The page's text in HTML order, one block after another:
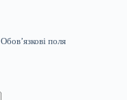
Обов’язкові поля